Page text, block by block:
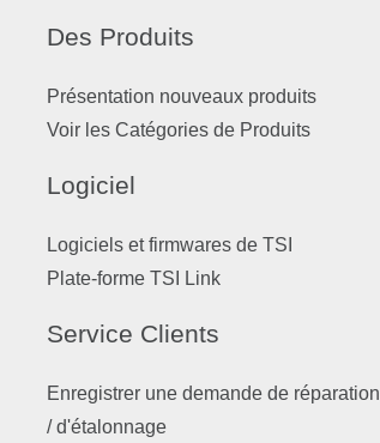
Des Produits
Présentation nouveaux produits
Voir les Catégories de Produits
Logiciel
Logiciels et firmwares de TSI
Plate-forme TSI Link
Service Clients
Enregistrer une demande de réparation
/ d'étalonnage